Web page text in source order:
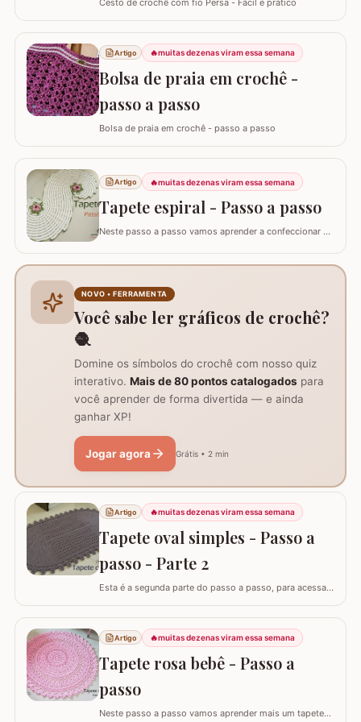
Artigo 🔥muitas dezenas viram essa semana
Bolsa de praia em crochê -
passo a passo
Bolsa de praia em crochê - passo a passo
Artigo 🔥muitas dezenas viram essa semana
Tapete espiral - Passo a passo
Neste passo a passo vamos aprender a confeccionar o
multicolor para contorno, flores e folhas. Se for utilizar
como trilho de mesa aconselho um fio…
NOVO • FERRAMENTA
Você sabe ler gráficos de crochê?
🧶
Domine os símbolos do crochê com nosso quiz
interativo. Mais de 80 pontos catalogados para
você aprender de forma divertida — e ainda
ganhar XP!
Jogar agora Grátis • 2 min
Artigo 🔥muitas dezenas viram essa semana
Tapete oval simples - Passo a
passo - Parte 2
Esta é a segunda parte do passo a passo, para acessar
simples - Parte 1 A lista de materiais é para fazer o
tapete completo. ATENÇÃO: Não autorizo PAP’s e
videoaulas, sujeito a processo por direitos autorais. Lei
nº 9.610. Você pode utilizar o…
Artigo 🔥muitas dezenas viram essa semana
Tapete rosa bebê - Passo a
passo
Neste passo a passo vamos aprender mais um tapete